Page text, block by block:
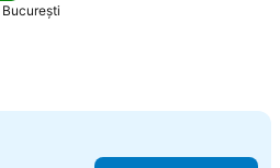
București